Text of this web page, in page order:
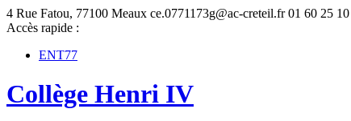
4 Rue Fatou, 77100 Meaux ce.0771173g@ac-creteil.fr 01 60 25
Accès rapide :
ENT77
Collège Henri IV